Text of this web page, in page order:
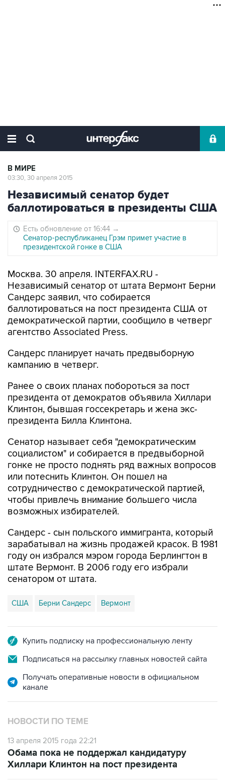
В МИРЕ
03:30, 30 апреля 2015
Независимый сенатор будет
баллотироваться в президенты США
Есть обновление от 16:44 →
Сенатор-республиканец Грэм примет участие в
президентской гонке в США
Москва. 30 апреля. INTERFAX.RU -
Независимый сенатор от штата Вермонт Берни
Сандерс заявил, что собирается
баллотироваться на пост президента США от
демократической партии, сообщило в четверг
агентство Associated Press.
Сандерс планирует начать предвыборную
кампанию в четверг.
Ранее о своих планах побороться за пост
президента от демократов объявила Хиллари
Клинтон, бывшая госсекретарь и жена экс-
президента Билла Клинтона.
Сенатор называет себя "демократическим
социалистом" и собирается в предвыборной
гонке не просто поднять ряд важных вопросов
или потеснить Клинтон. Он пошел на
сотрудничество с демократической партией,
чтобы привлечь внимание большего числа
возможных избирателей.
Сандерс - сын польского иммигранта, который
зарабатывал на жизнь продажей красок. В 1981
году он избрался мэром города Берлингтон в
штате Вермонт. В 2006 году его избрали
сенатором от штата.
США Берни Сандерс Вермонт
Купить подписку на профессиональную ленту
Подписаться на рассылку главных новостей сайта
Получать оперативные новости в официальном
канале
НОВОСТИ ПО ТЕМЕ
13 апреля 2015 года 22:21
Обама пока не поддержал кандидатуру
Хиллари Клинтон на пост президента